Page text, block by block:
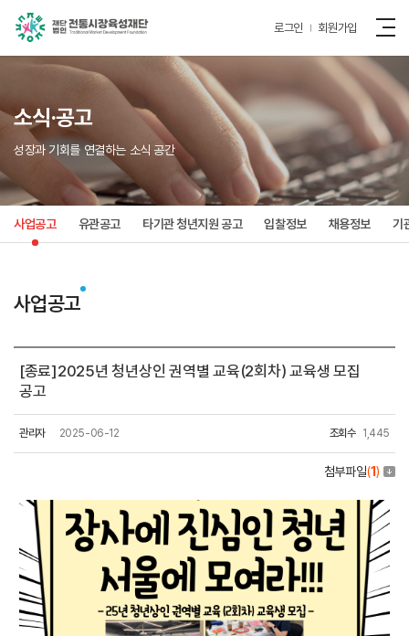
로그인 회원가입
소식·공고
성장과 기회를 연결하는 소식 공간
사업공고 유관공고 타기관 청년지원 공고 입찰정보 채용정보 기
사업공고
[종료]2025년 청년상인 권역별 교육(2회차) 교육생 모집
공고
관리자 2025-06-12 조회수 1,445
첨부파일(1)